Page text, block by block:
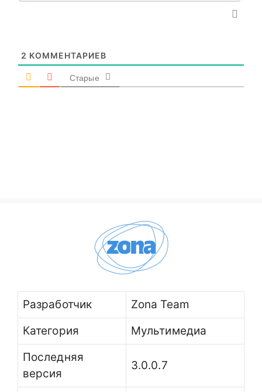
2 КОММЕНТАРИЕВ
Старые
Разработчик
Zona Team
Категория
Мультимедиа
Последняя
версия
3.0.0.7